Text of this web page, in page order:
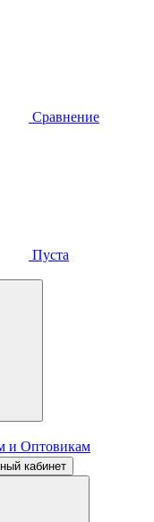
Сравнение
Пуста
и Оптовикам
кабинет